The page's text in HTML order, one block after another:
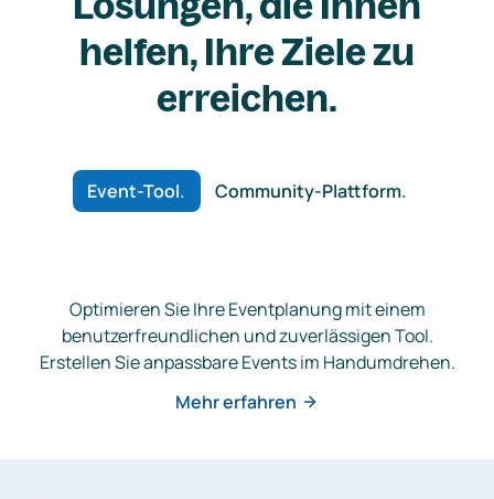
helfen, Ihre Ziele zu
erreichen.
Event-Tool. Community-Plattform.
Optimieren Sie Ihre Eventplanung mit einem
benutzerfreundlichen und zuverlässigen Tool.
Erstellen Sie anpassbare Events im Handumdrehen.
Mehr erfahren